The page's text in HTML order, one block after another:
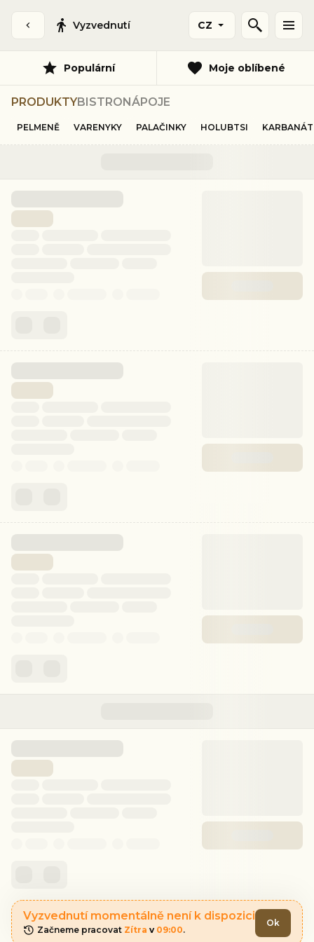
Vyzvednutí CZ
Populární Moje oblíbené
PRODUKTYBISTRONÁPOJE
PELMENĚ VARENYKY PALAČINKY HOLUBTSI
Vyzvednutí momentálně není k dispozici
Začneme pracovat Zítra v 09:00.
Ok